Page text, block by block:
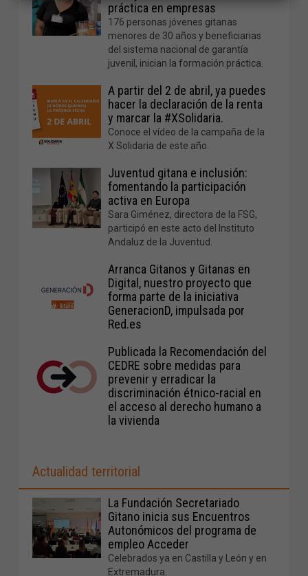
práctica en empresas
176 personas jóvenes gitanas
menores de 30 años y beneficiarias
del sistema nacional de garantía
juvenil, inician la formación práctica.
A partir del 2 de abril, ya puedes
hacer la declaración de la renta
y marcar la #XSolidaria.
Conoce el vídeo de la campaña de la
X Solidaria de este año.
Juventud gitana e inclusión:
fomentando la participación
activa en Europa
Sara Giménez, directora de la FSG,
participó en este acto del
Instituto
Andaluz de la Juventud.
Arranca Gitanos y Gitanas en
Digital, nuestro proyecto que
forma parte de la iniciativa
GeneracionD, impulsada por
Red.es
Publicada la Recomendación del
CEDRE sobre medidas para
prevenir y erradicar la
discriminación étnico-racial en
el acceso al derecho humano a
la vivienda
Actualidad territorial
La Fundación Secretariado
Gitano inicia sus Encuentros
Autonómicos del programa de
empleo Acceder
Celebrados ya en Castilla y León y en
Extremadura.